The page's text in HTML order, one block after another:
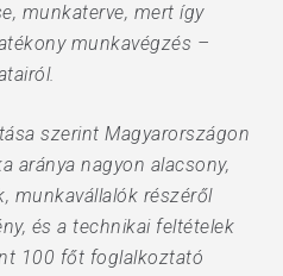
munkaterve, mert így
munkavégzés –
szerint Magyarországon
aránya nagyon alacsony,
munkavállalók részéről
és a technikai feltételek
100 főt foglalkoztató